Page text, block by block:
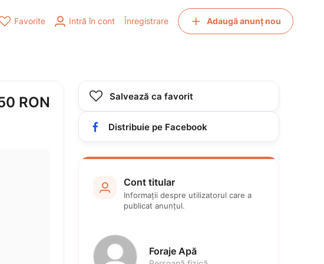
RON  Salvează ca favorit
 Distribuie pe Facebook
 Cont titular
Informații despre utilizatorul care a
publicat anunțul.
Foraje Apă
Favorite  Intră în cont Înregistrare  Adaugă anunț nou